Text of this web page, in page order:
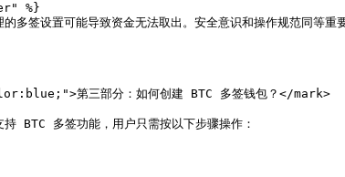
%}
签设置可能导致资金无法取出。安全意识和操作规范同等重要
第三部分：如何创建 BTC 多签钱包？</mark>
BTC 多签功能，用户只需按以下步骤操作：